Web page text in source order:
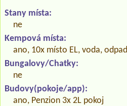
Stany místa:
ne
Kempová místa:
ano, 10x místo EL, voda, odpad
Bungalovy/Chatky:
ne
Budovy(pokoje/app):
ano, Penzion 3x 2L pokoj